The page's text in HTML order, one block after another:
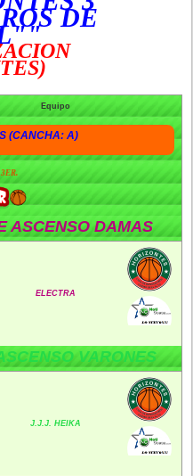
DE
Equipo
(CANCHA: A)
ASCENSO DAMAS
ELECTRA
VARONES
J.J.J. HEIKA